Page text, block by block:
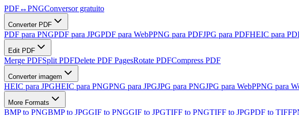
PDF↔PNGConversor gratuito
Converter PDF
PDF para PNGPDF para JPGPDF para WebPPNG para PDFJPG para PDFHEIC para
Edit PDF
Merge PDFSplit PDFDelete PDF PagesRotate PDFCompress PDF
Converter imagem
HEIC para JPGHEIC para PNGPNG para JPGJPG para PNGJPG para WebPPNG para
More Formats
BMP to PNGBMP to JPGGIF to PNGGIF to JPGTIFF to PNGTIFF to JPGPDF to TIFF